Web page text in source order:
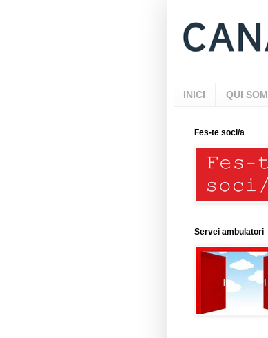
INICI QUI SOM
Fes-te soci/a
Servei ambulatori